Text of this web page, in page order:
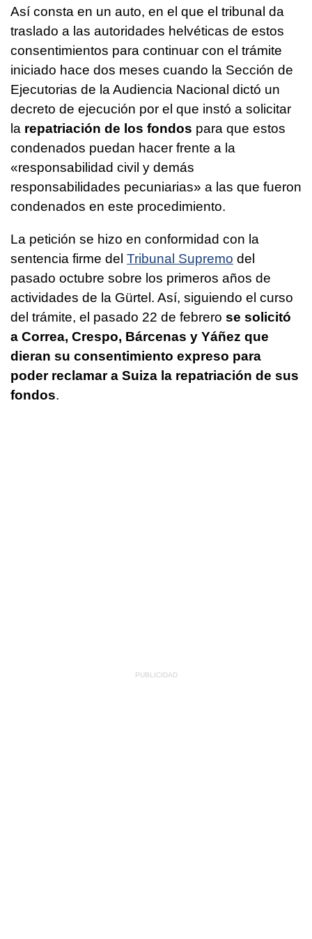
Así consta en un auto, en el que el tribunal da
traslado a las autoridades helvéticas de estos
consentimientos para continuar con el trámite
iniciado hace dos meses cuando la Sección de
Ejecutorias de la Audiencia Nacional dictó un
decreto de ejecución por el que instó a solicitar
la repatriación de los fondos para que estos
condenados puedan hacer frente a la
«responsabilidad civil y demás
responsabilidades pecuniarias» a las que fueron
condenados en este procedimiento.
La petición se hizo en conformidad con la
sentencia firme del Tribunal Supremo del
pasado octubre sobre los primeros años de
actividades de la Gürtel. Así, siguiendo el curso
del trámite, el pasado 22 de febrero se solicitó
a Correa, Crespo, Bárcenas y Yáñez que
dieran su consentimiento expreso para
poder reclamar a Suiza la repatriación de sus
fondos.